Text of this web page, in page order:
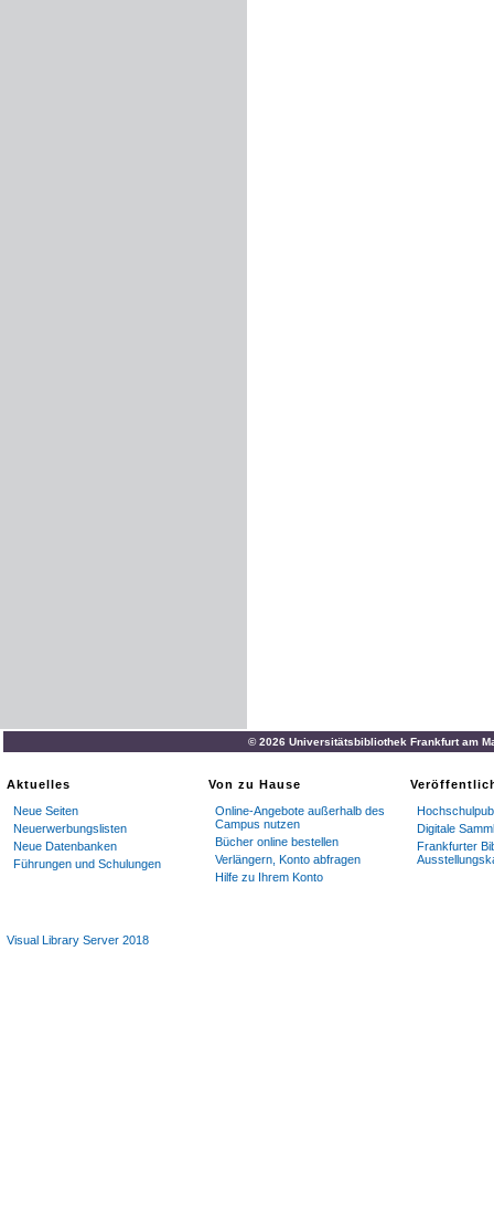
© 2026 Universitätsbibliothek Frankfurt am
Aktuelles
Neue Seiten
Neuerwerbungslisten
Neue Datenbanken
Führungen und Schulungen
Von zu Hause
Online-Angebote außerhalb des
Campus nutzen
Bücher online bestellen
Verlängern, Konto abfragen
Hilfe zu Ihrem Konto
Digitale
Frankfurter
Visual Library Server 2018